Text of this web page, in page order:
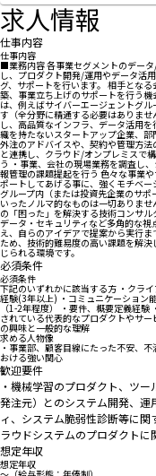
求人情報
仕事内容
仕事内容
■業務内容 各事業セグメントのデー
し、プロダクト開発/運用やデータ活
グ、サポートを行います。 相手とな
築、事業立ち上げのサポートを行う
は、例えばサイバーエージェントグ
す（全分野に精通する必要はありま
し、高品質なインフラ、データ活用
織を持たないスタートアップ企業、
外注のアドバイスや、契約や管理方
と連携し、クラウド/オンプレミスで
う ・事業、会社の現場業務を調査し
報管理の課題提起を行う 色々な事業
ポートしてあげる事に、強くモチベ
グループ内（または投資先企業のサ
いったノルマ的なものは一切ありま
の「困った」を解決する技術コンサ
データ・セキュリティなど多角的な
え、自らのアイデアで提案から実行
ため、技術的難易度の高い課題を解
じられる環境です。
必須条件
必須条件
下記のいずれかに該当する方 ・クラ
経験(3年以上) ・コミュニケーション
（1-2年程度） ・要件、概要定義経
されている代表的なプロダクトやサ
の興味と一般的な理解
求める人物像
・事業部、顧客目線にたった不安、
おける強い関心
歓迎要件
・機械学習のプロダクト、ツ
発注元）とのシステム開発、
ィ、システム脆弱性診断等に
ラウドシステムのプロダクトに
想定年収
想定年収